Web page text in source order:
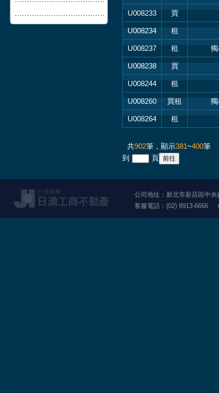
U008233 買
U008234 租
U008237 租
U008238 買
U008244 租
U008260 買租
U008264 租
共902筆，顯示381~400筆
到 頁
公司地址：新北市新店區中
客服電話：(02) 8913-6666